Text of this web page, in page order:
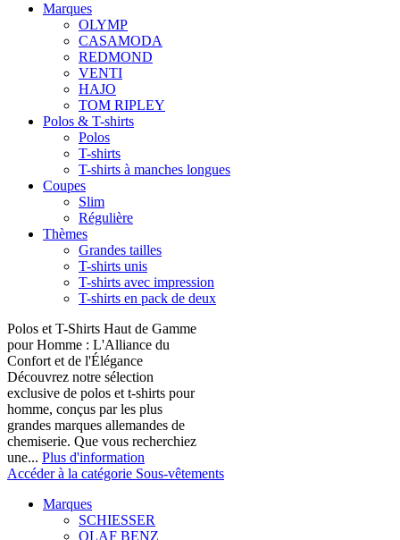
Marques
OLYMP
CASAMODA
REDMOND
VENTI
HAJO
TOM RIPLEY
Polos & T-shirts
Polos
T-shirts
T-shirts à manches longues
Coupes
Slim
Régulière
Thèmes
Grandes tailles
T-shirts unis
T-shirts avec impression
T-shirts en pack de deux
Polos et T-Shirts Haut de Gamme
pour Homme : L'Alliance du
Confort et de l'Élégance
Découvrez notre sélection
exclusive de polos et t-shirts pour
homme, conçus par les plus
grandes marques allemandes de
chemiserie. Que vous recherchiez
une... Plus d'information
Accéder à la catégorie Sous-vêtements
Marques
SCHIESSER
OLAF BENZ